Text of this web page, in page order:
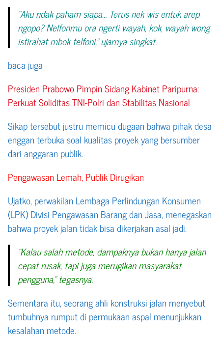
“Aku ndak paham siapa… Terus nek wis entuk arep
ngopo? Nelfonmu ora ngerti wayah, kok, wayah wong
istirahat mbok telfoni,” ujarnya singkat.
baca juga
Presiden Prabowo Pimpin Sidang Kabinet Paripurna:
Perkuat Soliditas TNI-Polri dan Stabilitas Nasional
Sikap tersebut justru memicu dugaan bahwa pihak desa
enggan terbuka soal kualitas proyek yang bersumber
dari anggaran publik.
Pengawasan Lemah, Publik Dirugikan
Ujatko, perwakilan Lembaga Perlindungan Konsumen
(LPK) Divisi Pengawasan Barang dan Jasa, menegaskan
bahwa proyek jalan tidak bisa dikerjakan asal jadi.
“Kalau salah metode, dampaknya bukan hanya jalan
cepat rusak, tapi juga merugikan masyarakat
pengguna,” tegasnya.
Sementara itu, seorang ahli konstruksi jalan menyebut
tumbuhnya rumput di permukaan aspal menunjukkan
kesalahan metode.